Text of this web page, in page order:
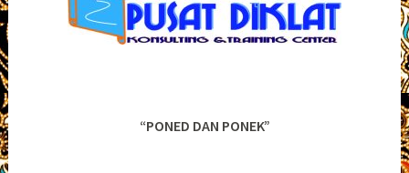
“PONED DAN PONEK”